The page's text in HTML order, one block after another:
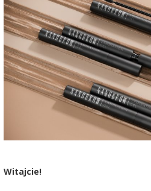
Witajcie!